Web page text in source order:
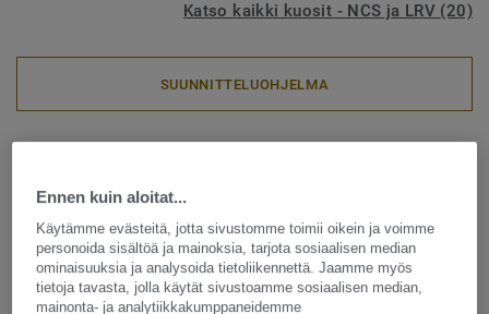
Katso kaikki kuosit - NCS ja LRV (20)
SUUNNITTELUOHJELMA
Elegance Rigid 55 - Season Oak
BEIGE
Elegance Rigid 55 on valikoimamme uusin modulaarinen
lukkoponttivinyyli. Se on erinomainen vaihtoehto sinulle,
Ennen kuin aloitat...
Käytämme evästeitä, jotta sivustomme toimii oikein ja voimme
personoida sisältöä ja mainoksia, tarjota sosiaalisen median
ominaisuuksia ja analysoida tietoliikennettä. Jaamme myös
tietoja tavasta, jolla käytät sivustoamme sosiaalisen median,
mainonta- ja analytiikkakumppaneidemme